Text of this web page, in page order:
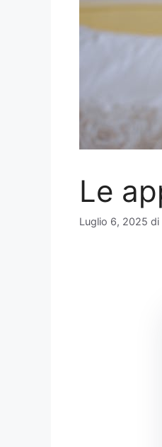
Le
Luglio 6, 2025 di